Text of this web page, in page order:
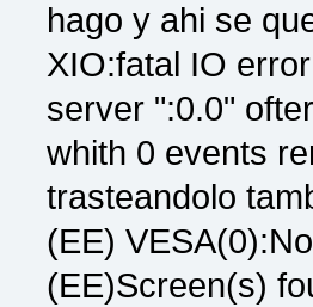
hago y ahi se
XIO:fatal IO
server ":0.0"
whith 0 events
trasteandolo
(EE)
(EE)Screen(s)